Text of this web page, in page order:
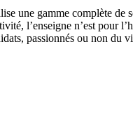
une gamme complète de
l’enseigne n’est pour
passionnés ou non du